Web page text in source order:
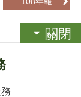
關閉